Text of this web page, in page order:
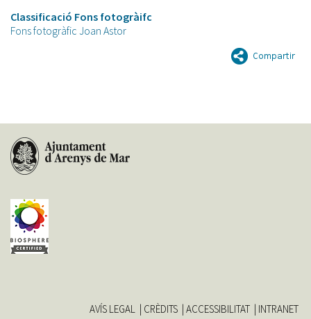
Classificació Fons fotogràifc
Fons fotogràfic Joan Astor
AVÍS LEGAL CRÈDITS ACCESSIBILITAT INTRANET